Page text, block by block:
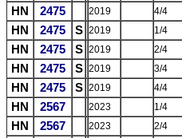
HN 2475 2019 4/4
HN 2475 S 2019 1/4
HN 2475 S 2019 2/4
HN 2475 S 2019 3/4
HN 2475 S 2019 4/4
HN 2567 2023 1/4
HN 2567 2023 2/4